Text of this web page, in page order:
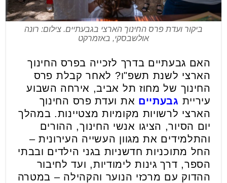
ביקור ועדת פרס החינוך הארצי בגבעתיים. צילום: רונה
אולשבסקי, באזמרקט
האם גבעתיים בדרך לזכייה בפרס החינוך
הארצי לשנת תשפ"ו? לאחר קבלת פרס
החינוך של מחוז תל אביב, אירחה השבוע
עיריית גבעתיים את ועדת פרס החינוך
הארצי לרשויות מקומיות מצטיינות. במהלך
יום הסיור, הציגו אנשי החינוך, ההורים
והתלמידים את מגוון העשייה העירונית –
החל מתוכניות חדשניות בגני הילדים ובבתי
הספר, דרך גינות לימודיות, ועד לחיבור
ההדוק עם מרכזי הנוער והקהילה – במטרה